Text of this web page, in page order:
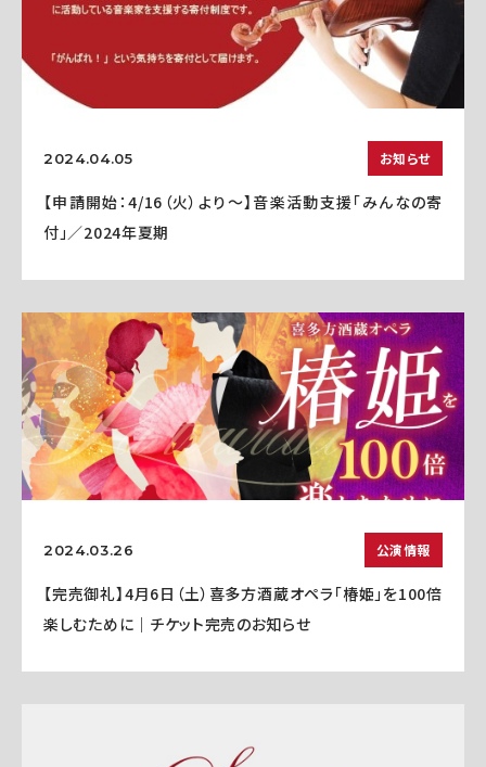
2024.04.05 お知らせ
【申請開始：4/16（火）より～】音楽活動支援「みんなの寄
付」／2024年夏期
2024.03.26 公演情報
【完売御礼】4月6日（土）喜多方酒蔵オペラ「椿姫」を100倍
楽しむために｜チケット完売のお知らせ